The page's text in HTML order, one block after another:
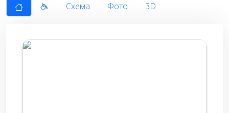
Схема
Фото 3D